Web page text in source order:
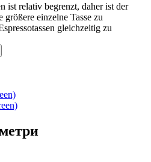
ist relativ begrenzt, daher ist der
einzelne Tasse zu
gleichzeitig zu